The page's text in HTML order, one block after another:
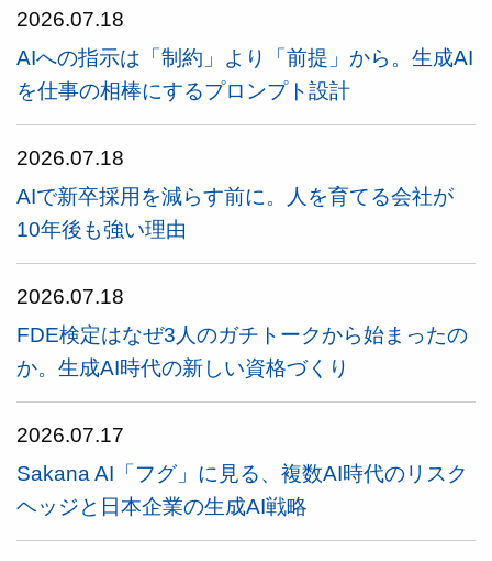
2026.07.18
AIへの指示は「制約」より「前提」から。生成AI
を仕事の相棒にするプロンプト設計
2026.07.18
AIで新卒採用を減らす前に。人を育てる会社が
10年後も強い理由
2026.07.18
FDE検定はなぜ3人のガチトークから始まったの
か。生成AI時代の新しい資格づくり
2026.07.17
Sakana AI「フグ」に見る、複数AI時代のリスク
ヘッジと日本企業の生成AI戦略